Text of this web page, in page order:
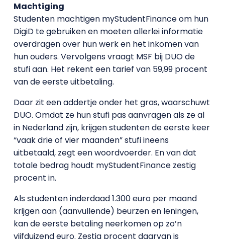
Machtiging
Studenten machtigen myStudentFinance om hun
DigiD te gebruiken en moeten allerlei informatie
overdragen over hun werk en het inkomen van
hun ouders. Vervolgens vraagt MSF bij DUO de
stufi aan. Het rekent een tarief van 59,99 procent
van de eerste uitbetaling.
Daar zit een addertje onder het gras, waarschuwt
DUO. Omdat ze hun stufi pas aanvragen als ze al
in Nederland zijn, krijgen studenten de eerste keer
“vaak drie of vier maanden” stufi ineens
uitbetaald, zegt een woordvoerder. En van dat
totale bedrag houdt myStudentFinance zestig
procent in.
Als studenten inderdaad 1.300 euro per maand
krijgen aan (aanvullende) beurzen en leningen,
kan de eerste betaling neerkomen op zo’n
vijfduizend euro. Zestig procent daarvan is